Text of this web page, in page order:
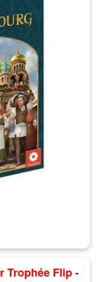
Trophée Flip -